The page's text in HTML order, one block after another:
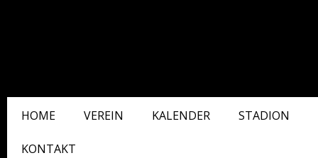
HOME VEREIN KALENDER STADION
KONTAKT